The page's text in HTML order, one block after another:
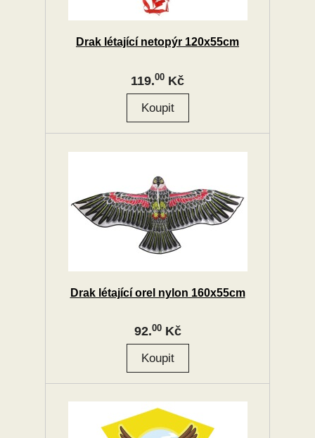
Drak létající netopýr 120x55cm
119.00 Kč
Drak létající orel nylon 160x55cm
92.00Kč